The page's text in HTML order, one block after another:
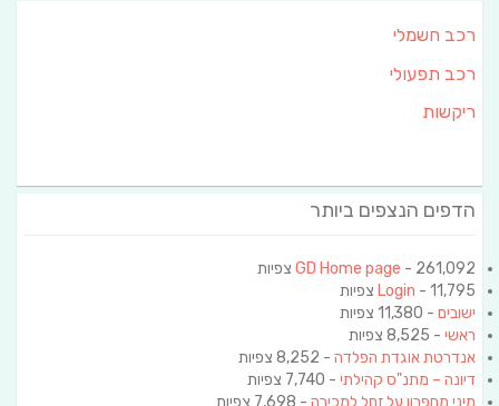
רכב חשמלי
רכב תפעולי
ריקשות
הדפים הנצפים ביותר
GD Home page - 261,092 צפיות
Login - 11,795 צפיות
ישובים - 11,380 צפיות
ראשי - 8,525 צפיות
אנדרטת אוגדת הפלדה - 8,252 צפיות
דיונה – מתנ"ס קהילתי - 7,740 צפיות
מיני מחפרון על זחל למכירה - 7,698 צפיות